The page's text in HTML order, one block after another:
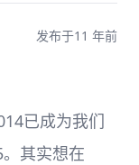
发布于11 年前
已成为我们
其实想在